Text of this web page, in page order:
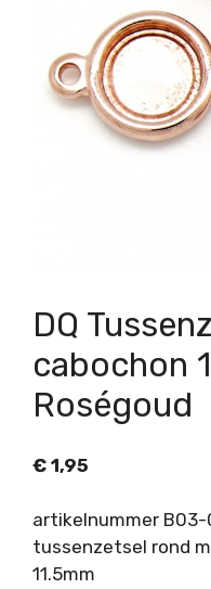
DQ
cabochon
Roségoud
€ 1,95
artikelnummer B03-
tussenzetsel rond
11.5mm